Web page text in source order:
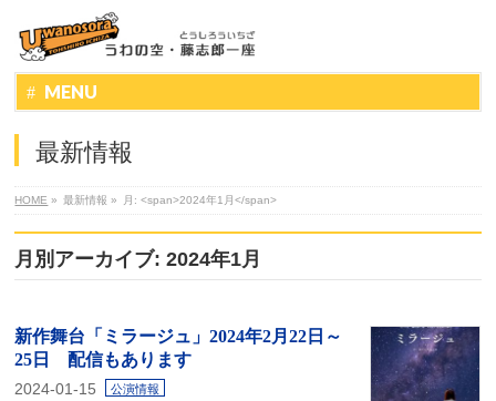
MENU
最新情報
HOME » 最新情報 » 月: <span>2024年1月</span>
月別アーカイブ: 2024年1月
新作舞台「ミラージュ」2024年2月22日～
25日 配信もあります
2024-01-15 公演情報